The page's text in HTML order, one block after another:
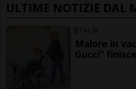
ULTIME NOTIZIE DAL
ITALIA
Malore in
Gucci"